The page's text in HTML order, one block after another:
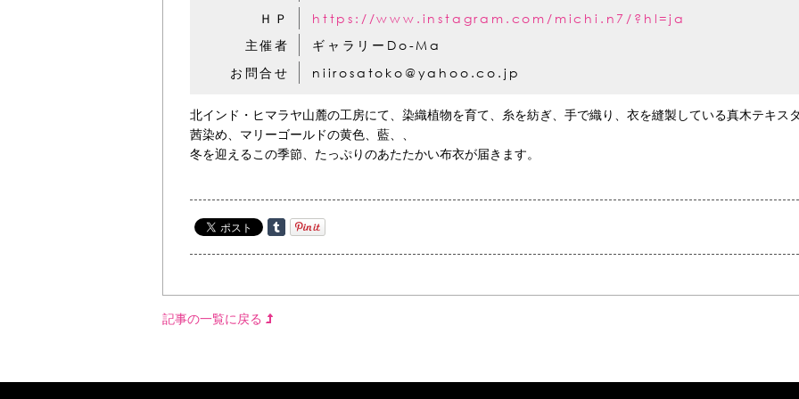
ＨＰ
https://www.instagram.com/michi.n7/?hl=ja
主催者
ギャラリーDo-Ma
お問合せ
niirosatoko@yahoo.co.jp
北インド・ヒマラヤ山麓の工房にて、染織植物を育て、糸を紡ぎ、手で織り、衣を縫製している真木テキスタ
茜染め、マリーゴールドの黄色、藍、、
冬を迎えるこの季節、たっぷりのあたたかい布衣が届きます。
記事の一覧に戻る